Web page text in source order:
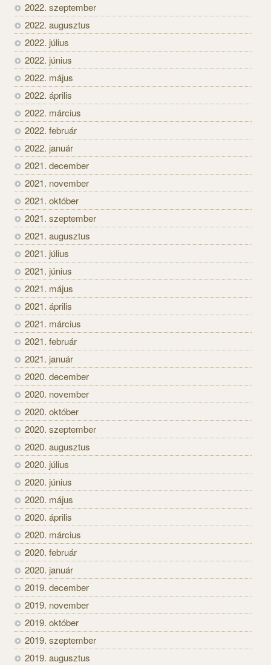
2022. szeptember
2022. augusztus
2022. július
2022. június
2022. május
2022. április
2022. március
2022. február
2022. január
2021. december
2021. november
2021. október
2021. szeptember
2021. augusztus
2021. július
2021. június
2021. május
2021. április
2021. március
2021. február
2021. január
2020. december
2020. november
2020. október
2020. szeptember
2020. augusztus
2020. július
2020. június
2020. május
2020. április
2020. március
2020. február
2020. január
2019. december
2019. november
2019. október
2019. szeptember
2019. augusztus